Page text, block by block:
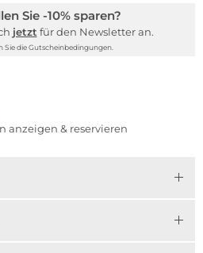
Sie -10% sparen?
jetzt für den Newsletter an.
Sie die Gutscheinbedingungen.
anzeigen & reservieren